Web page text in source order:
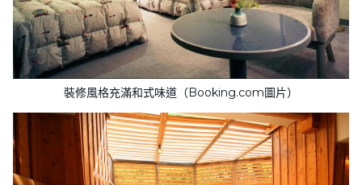
裝修風格充滿和式味道（Booking.com圖片）